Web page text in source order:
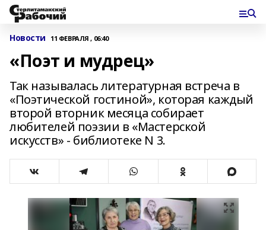
Новости 11 ФЕВРАЛЯ , 06:40
«Поэт и мудрец»
Так называлась литературная встреча в
«Поэтической гостиной», которая каждый
второй вторник месяца собирает
любителей поэзии в «Мастерской
искусств» - библиотеке N 3.